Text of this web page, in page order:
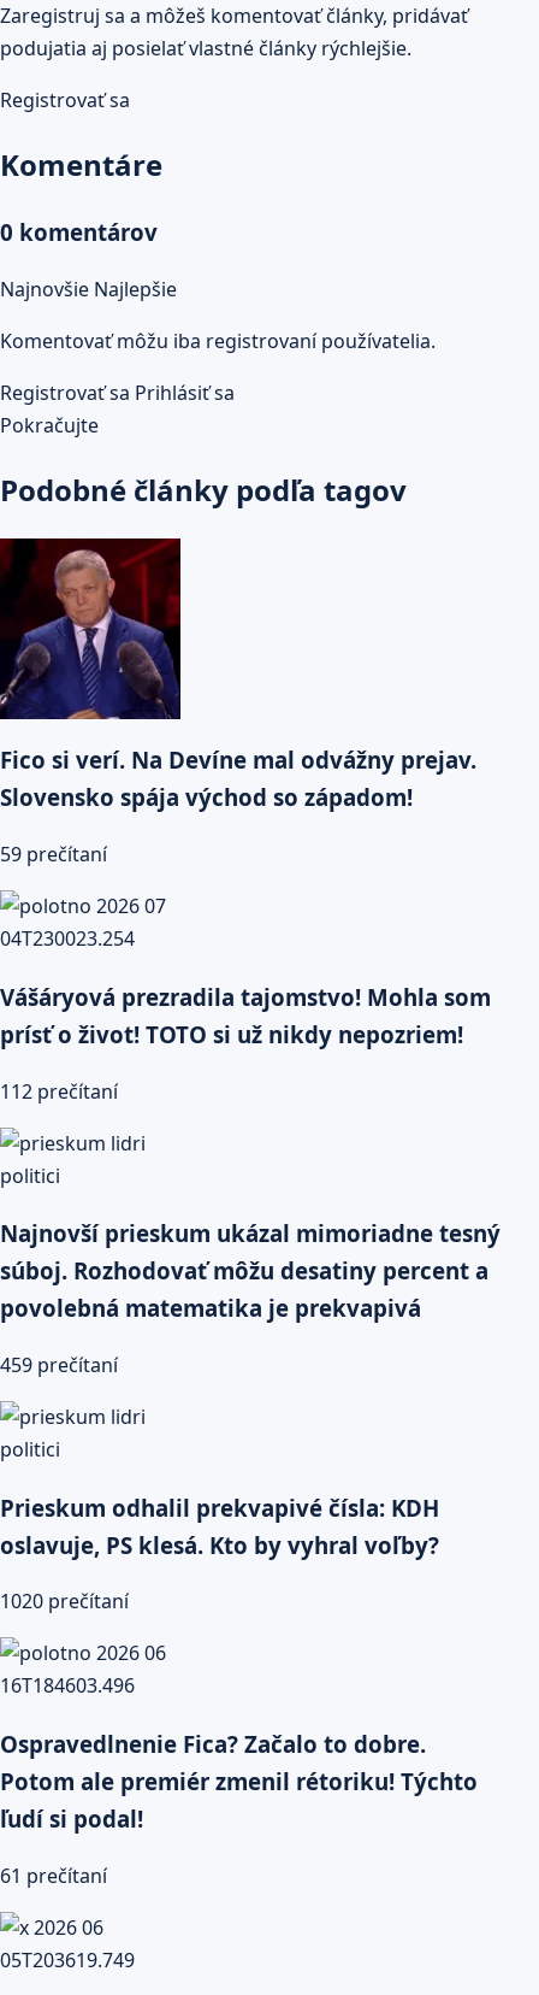
Zaregistruj sa a môžeš komentovať články, pridávať
podujatia aj posielať vlastné články rýchlejšie.
Registrovať sa
Komentáre
0 komentárov
Najnovšie Najlepšie
Komentovať môžu iba registrovaní používatelia.
Registrovať sa Prihlásiť sa
Pokračujte
Podobné články podľa tagov
Fico si verí. Na Devíne mal odvážny prejav.
Slovensko spája východ so západom!
59 prečítaní
Vášáryová prezradila tajomstvo! Mohla som
prísť o život! TOTO si už nikdy nepozriem!
112 prečítaní
Najnovší prieskum ukázal mimoriadne tesný
súboj. Rozhodovať môžu desatiny percent a
povolebná matematika je prekvapivá
459 prečítaní
Prieskum odhalil prekvapivé čísla: KDH
oslavuje, PS klesá. Kto by vyhral voľby?
1020 prečítaní
Ospravedlnenie Fica? Začalo to dobre.
Potom ale premiér zmenil rétoriku! Týchto
ľudí si podal!
61 prečítaní